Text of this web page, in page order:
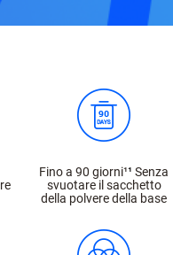
Fino a 90 giorni¹¹ Senza
svuotare il sacchetto
della polvere della base